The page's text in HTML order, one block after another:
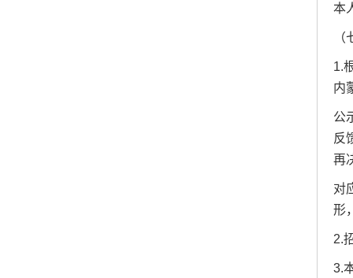
本
1.
内
公
反
再
对
形
2.
3.